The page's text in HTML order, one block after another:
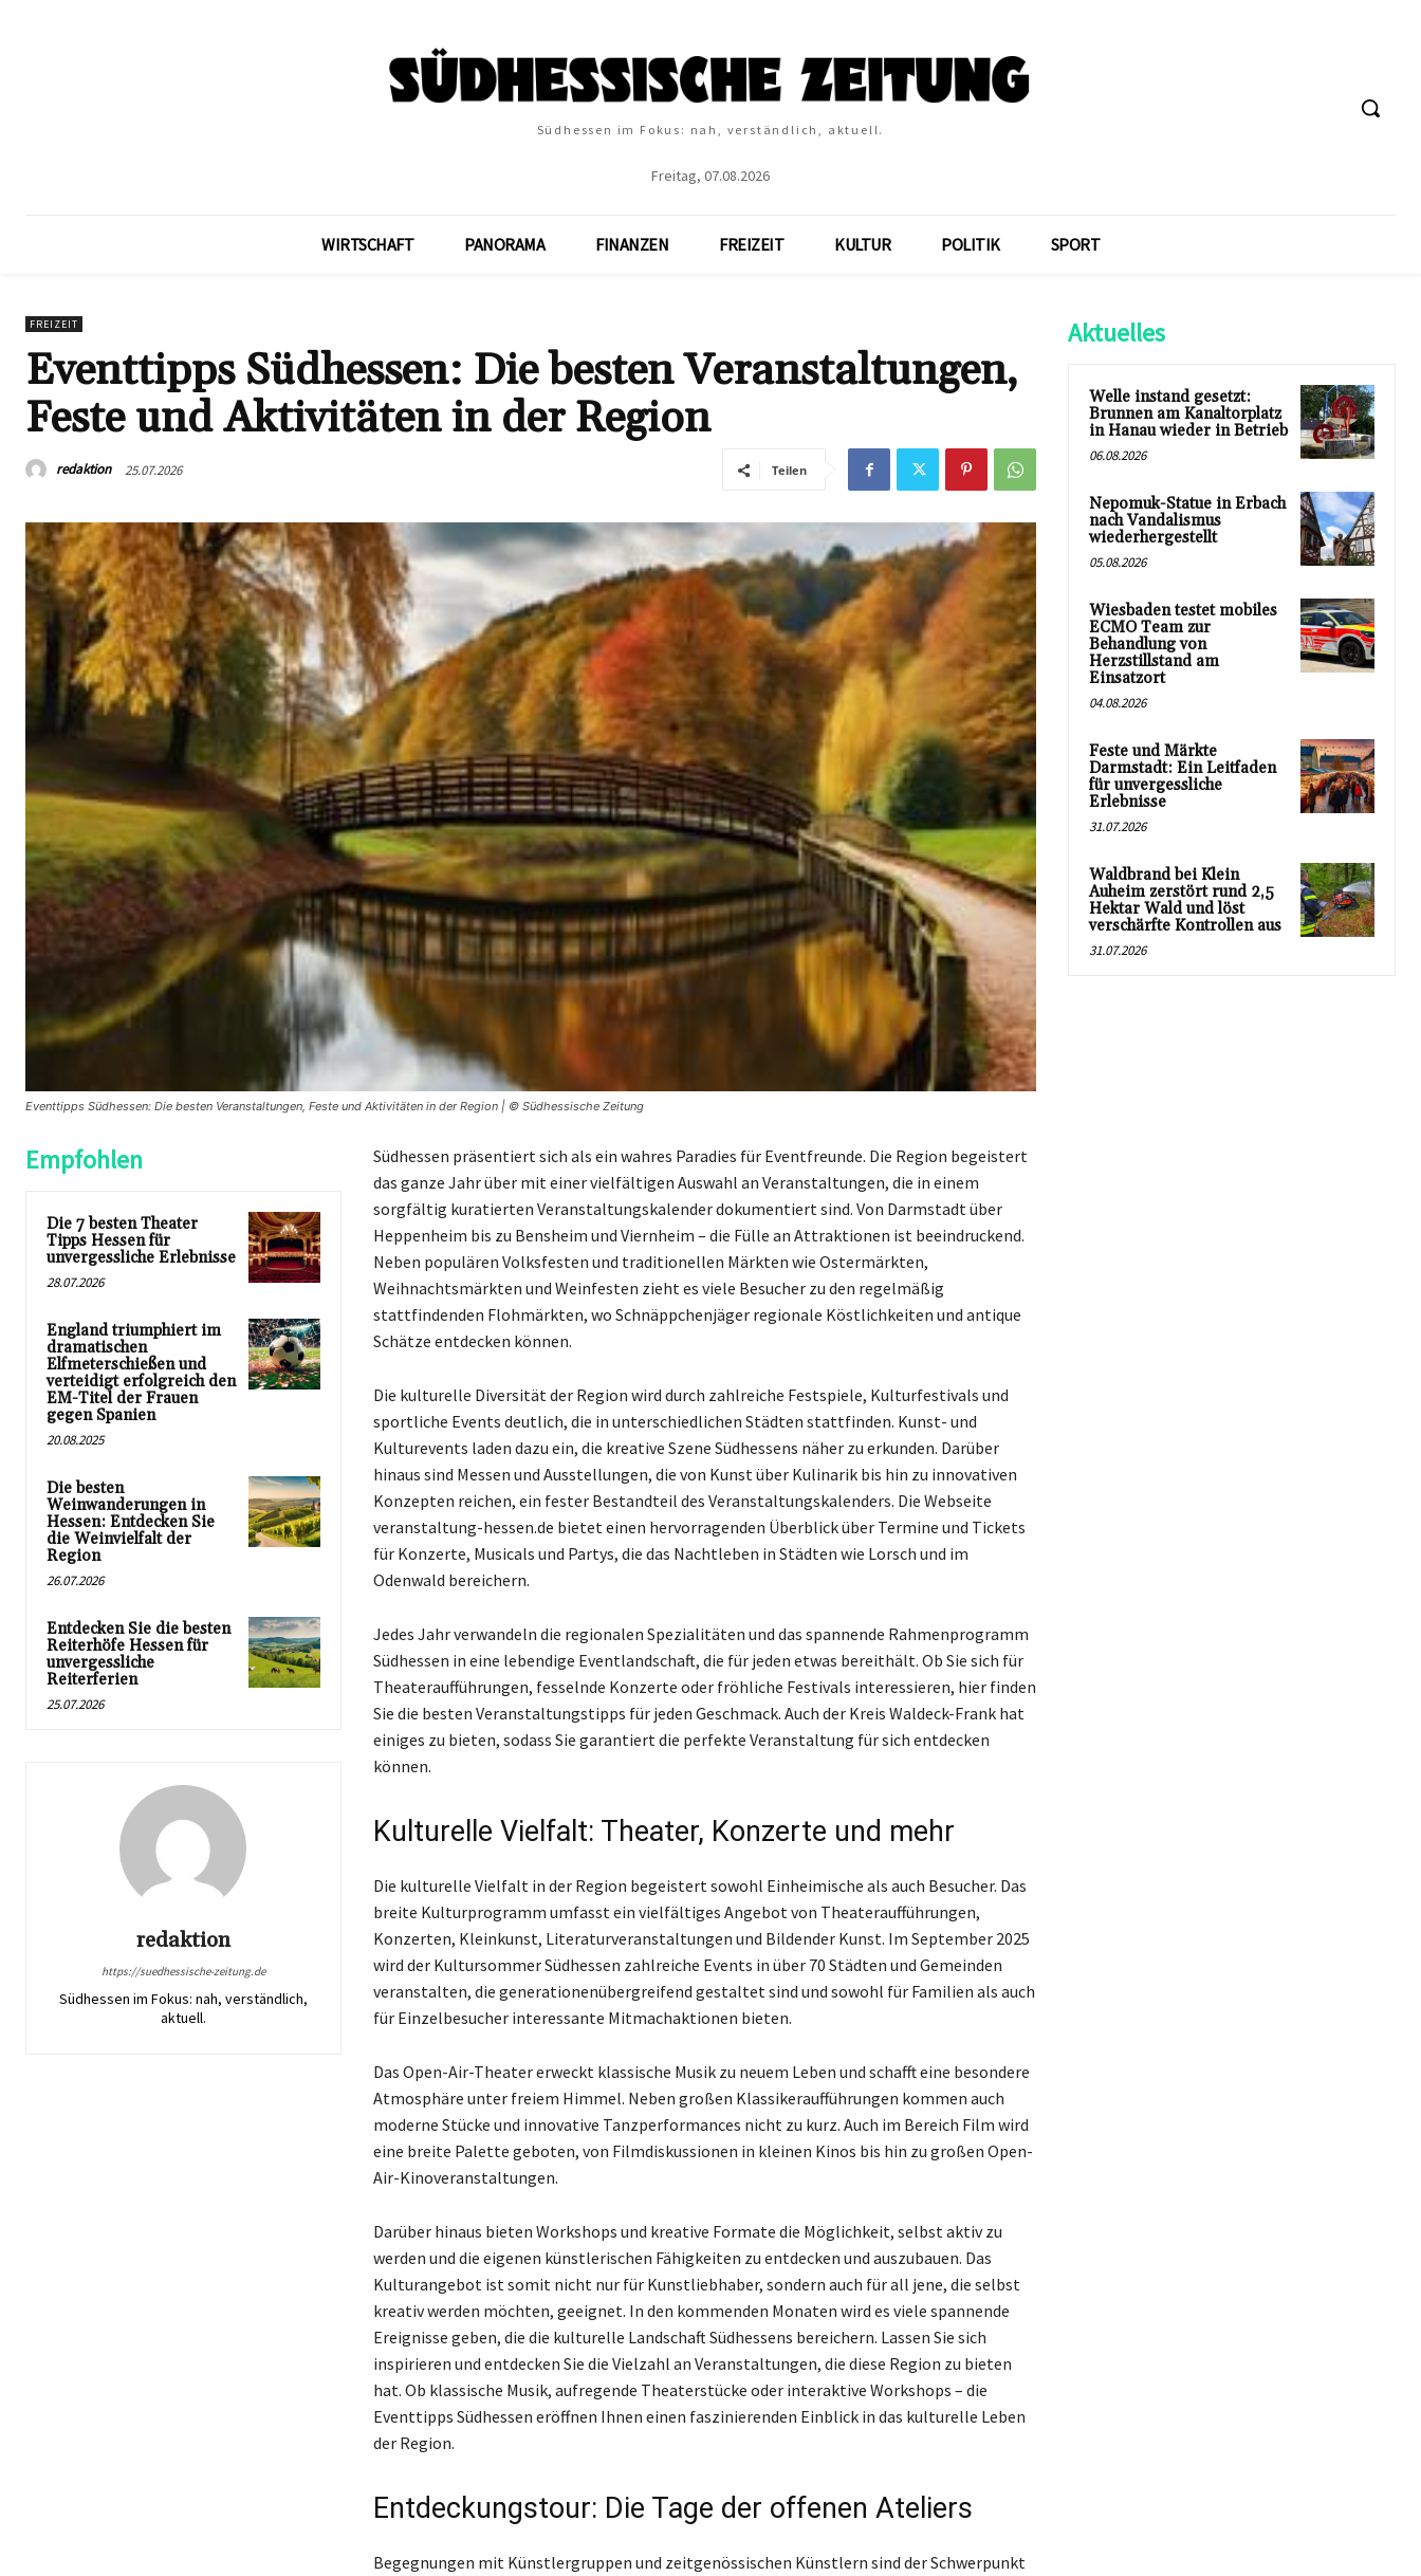
Südhessen im Fokus: nah, verständlich, aktuell.
Freitag, 07.08.2026
WIRTSCHAFT PANORAMA FINANZEN FREIZEIT KULTUR POLITIK SPORT
FREIZEIT
Eventtipps Südhessen: Die besten Veranstaltungen,
Feste und Aktivitäten in der Region
redaktion 25.07.2026 Teilen
Eventtipps Südhessen: Die besten Veranstaltungen, Feste und Aktivitäten in der Region | © Südhessische Zeitung
Empfohlen
Die 7 besten Theater
Tipps Hessen für
unvergessliche Erlebnisse
28.07.2026
England triumphiert im
dramatischen
Elfmeterschießen und
verteidigt erfolgreich den
EM-Titel der Frauen
gegen Spanien
20.08.2025
Die besten
Weinwanderungen in
Hessen: Entdecken Sie
die Weinvielfalt der
Region
26.07.2026
Entdecken Sie die besten
Reiterhöfe Hessen für
unvergessliche
Reiterferien
25.07.2026
redaktion
https://suedhessische-zeitung.de
Südhessen im Fokus: nah, verständlich,
aktuell.
Südhessen präsentiert sich als ein wahres Paradies für Eventfreunde. Die Region begeistert
das ganze Jahr über mit einer vielfältigen Auswahl an Veranstaltungen, die in einem
sorgfältig kuratierten Veranstaltungskalender dokumentiert sind. Von Darmstadt über
Heppenheim bis zu Bensheim und Viernheim – die Fülle an Attraktionen ist beeindruckend.
Neben populären Volksfesten und traditionellen Märkten wie Ostermärkten,
Weihnachtsmärkten und Weinfesten zieht es viele Besucher zu den regelmäßig
stattfindenden Flohmärkten, wo Schnäppchenjäger regionale Köstlichkeiten und antique
Schätze entdecken können.
Die kulturelle Diversität der Region wird durch zahlreiche Festspiele, Kulturfestivals und
sportliche Events deutlich, die in unterschiedlichen Städten stattfinden. Kunst- und
Kulturevents laden dazu ein, die kreative Szene Südhessens näher zu erkunden. Darüber
hinaus sind Messen und Ausstellungen, die von Kunst über Kulinarik bis hin zu innovativen
Konzepten reichen, ein fester Bestandteil des Veranstaltungskalenders. Die Webseite
veranstaltung-hessen.de bietet einen hervorragenden Überblick über Termine und Tickets
für Konzerte, Musicals und Partys, die das Nachtleben in Städten wie Lorsch und im
Odenwald bereichern.
Jedes Jahr verwandeln die regionalen Spezialitäten und das spannende Rahmenprogramm
Südhessen in eine lebendige Eventlandschaft, die für jeden etwas bereithält. Ob Sie sich für
Theateraufführungen, fesselnde Konzerte oder fröhliche Festivals interessieren, hier finden
Sie die besten Veranstaltungstipps für jeden Geschmack. Auch der Kreis Waldeck-Frank hat
einiges zu bieten, sodass Sie garantiert die perfekte Veranstaltung für sich entdecken
können.
Kulturelle Vielfalt: Theater, Konzerte und mehr
Die kulturelle Vielfalt in der Region begeistert sowohl Einheimische als auch Besucher. Das
breite Kulturprogramm umfasst ein vielfältiges Angebot von Theateraufführungen,
Konzerten, Kleinkunst, Literaturveranstaltungen und Bildender Kunst. Im September 2025
wird der Kultursommer Südhessen zahlreiche Events in über 70 Städten und Gemeinden
veranstalten, die generationenübergreifend gestaltet sind und sowohl für Familien als auch
für Einzelbesucher interessante Mitmachaktionen bieten.
Das Open-Air-Theater erweckt klassische Musik zu neuem Leben und schafft eine besondere
Atmosphäre unter freiem Himmel. Neben großen Klassikeraufführungen kommen auch
moderne Stücke und innovative Tanzperformances nicht zu kurz. Auch im Bereich Film wird
eine breite Palette geboten, von Filmdiskussionen in kleinen Kinos bis hin zu großen Open-
Air-Kinoveranstaltungen.
Darüber hinaus bieten Workshops und kreative Formate die Möglichkeit, selbst aktiv zu
werden und die eigenen künstlerischen Fähigkeiten zu entdecken und auszubauen. Das
Kulturangebot ist somit nicht nur für Kunstliebhaber, sondern auch für all jene, die selbst
kreativ werden möchten, geeignet. In den kommenden Monaten wird es viele spannende
Ereignisse geben, die die kulturelle Landschaft Südhessens bereichern. Lassen Sie sich
inspirieren und entdecken Sie die Vielzahl an Veranstaltungen, die diese Region zu bieten
hat. Ob klassische Musik, aufregende Theaterstücke oder interaktive Workshops – die
Eventtipps Südhessen eröffnen Ihnen einen faszinierenden Einblick in das kulturelle Leben
der Region.
Entdeckungstour: Die Tage der offenen Ateliers
Begegnungen mit Künstlergruppen und zeitgenössischen Künstlern sind der Schwerpunkt
Aktuelles
Welle instand gesetzt:
Brunnen am Kanaltorplatz
in Hanau wieder in Betrieb
06.08.2026
Nepomuk-Statue in Erbach
nach Vandalismus
wiederhergestellt
05.08.2026
Wiesbaden testet mobiles
ECMO Team zur
Behandlung von
Herzstillstand am
Einsatzort
04.08.2026
Feste und Märkte
Darmstadt: Ein Leitfaden
für unvergessliche
Erlebnisse
31.07.2026
Waldbrand bei Klein
Auheim zerstört rund 2,5
Hektar Wald und löst
verschärfte Kontrollen aus
31.07.2026